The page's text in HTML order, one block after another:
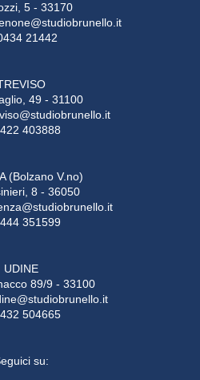
5 - 33170
21442
49 - 31100
403888
(Bolzano V.no)
8 - 36050
351599
UDINE
89/9 - 33100
504665
su: